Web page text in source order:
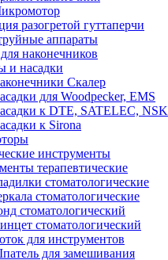
разогретой гуттаперчи
аппараты
наконечников
и насадки
Скалер
для Woodpecker, EMS
к DTE, SATELEC, NSK
к Sirona
инструменты
терапевтические
стоматологические
стоматологические
стоматологический
стоматологический
для инструментов
для замешивания